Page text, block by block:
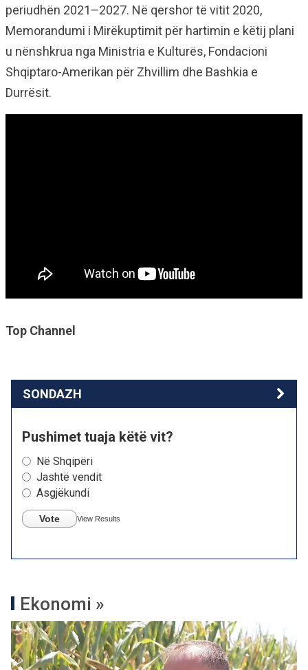
periudhën 2021–2027. Në qershor të vitit 2020,
Memorandumi i Mirëkuptimit për hartimin e këtij plani
u nënshkrua nga Ministria e Kulturës, Fondacioni
Shqiptaro-Amerikan për Zhvillim dhe Bashkia e
Durrësit.
Top Channel
SONDAZH
Pushimet tuaja këtë vit?
Në Shqipëri
Jashtë vendit
Asgjëkundi
Vote View Results
Ekonomi »